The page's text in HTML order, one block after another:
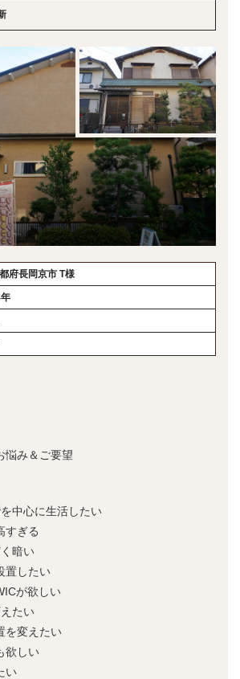
府長岡京市 T様
悩み＆ご要望
中心に生活したい
すぎる
暗い
置したい
が欲しい
たい
を変えたい
欲しい
い